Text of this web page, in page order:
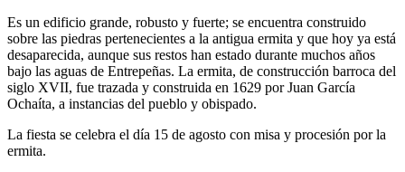
Es un edificio grande, robusto y fuerte; se encuentra construido
sobre las piedras pertenecientes a la antigua ermita y que hoy ya está
desaparecida, aunque sus restos han estado durante muchos años
bajo las aguas de Entrepeñas. La ermita, de construcción barroca del
siglo XVII, fue trazada y construida en 1629 por Juan García
Ochaíta, a instancias del pueblo y obispado.
La fiesta se celebra el día 15 de agosto con misa y procesión por la
ermita.